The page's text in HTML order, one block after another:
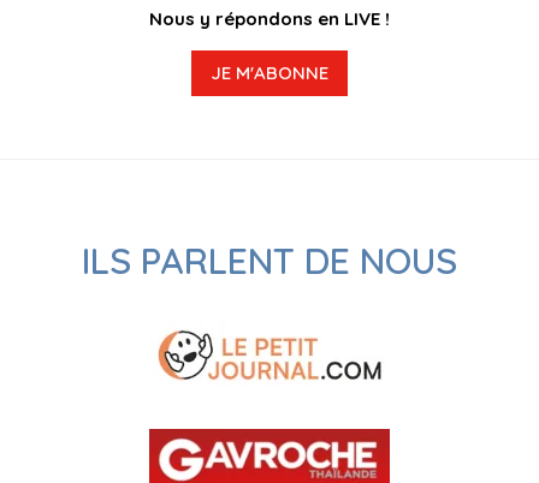
Nous y répondons en LIVE !
JE M'ABONNE
ILS PARLENT DE NOUS